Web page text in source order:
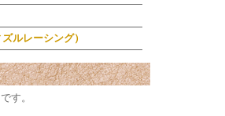
レーシング）
す。